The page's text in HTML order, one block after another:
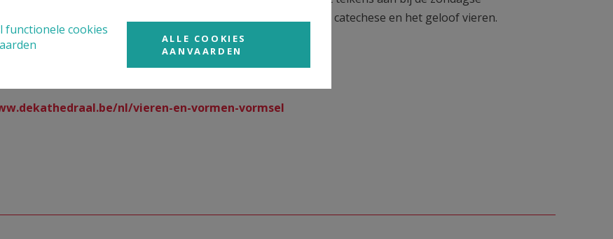
in de kathedraal en legt zo de noodzakelijke link tussen catechese en het geloof vieren.
en inschrijvingen:
nl/vieren-en-vormen-vormsel
functionele cookies
ALLE COOKIES
AANVAARDEN